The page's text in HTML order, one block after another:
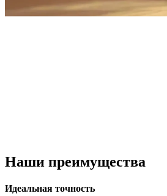
Наши преимущества
Идеальная точность